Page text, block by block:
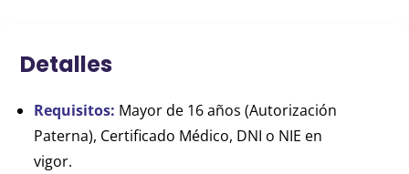
Detalles
Requisitos: Mayor de 16 años (Autorización
Paterna), Certificado Médico, DNI o NIE en
vigor.